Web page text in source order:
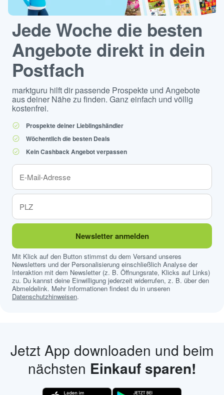
Jede Woche die besten
Angebote direkt in dein
Postfach
marktguru hilft dir passende Prospekte und Angebote
aus deiner Nähe zu finden. Ganz einfach und völlig
kostenfrei.
Prospekte deiner Lieblingshändler
Wöchentlich die besten Deals
Kein Cashback Angebot verpassen
Newsletter anmelden
Mit Klick auf den Button stimmst du dem Versand unseres
Newsletters und der Personalisierung einschließlich Analyse der
Interaktion mit dem Newsletter (z. B. Öffnungsrate, Klicks auf Links)
zu. Du kannst deine Einwilligung jederzeit widerrufen, z. B. über den
Abmeldelink. Mehr Informationen findest du in unseren
Datenschutzhinweisen.
Jetzt App downloaden und beim
nächsten Einkauf sparen!